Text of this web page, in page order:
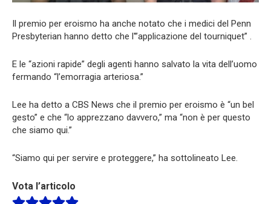
Il premio per eroismo ha anche notato che i medici del Penn
Presbyterian hanno detto che l'”applicazione del tourniquet” .
E le “azioni rapide” degli agenti hanno salvato la vita dell’uomo
fermando “l’emorragia arteriosa.”
Lee ha detto a CBS News che il premio per eroismo è “un bel
gesto” e che “lo apprezzano davvero,” ma “non è per questo
che siamo qui.”
“Siamo qui per servire e proteggere,” ha sottolineato Lee.
Vota l’articolo